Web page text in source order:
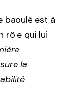
baoulé est à
rôle qui lui
la